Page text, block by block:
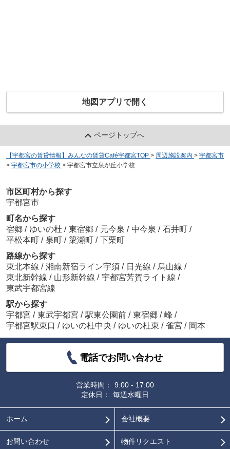
地図アプリで開く
ページトップへ
【宇都宮の賃貸情報】みんなの賃貸Café宇都宮TOP > 周辺施設案内 > 宇都宮市
> 宇都宮市の小学校 > 宇都宮市立泉が丘小学校
市区町村から探す
宇都宮市
町名から探す
宿郷 / ゆいの杜 / 東宿郷 / 元今泉 / 中今泉 / 石井町 /
平松本町 / 泉町 / 簗瀬町 / 下栗町
路線から探す
東北本線 / 湘南新宿ライン宇須 / 日光線 / 烏山線 /
東北新幹線 / 山形新幹線 / 宇都宮芳賀ライト線 /
東武宇都宮線
駅から探す
宇都宮 / 東武宇都宮 / 駅東公園前 / 東宿郷 / 峰 /
宇都宮駅東口 / ゆいの杜中央 / ゆいの杜東 / 雀宮 / 岡本
電話でお問い合わせ
営業時間：
9:00 - 17:00
定休日：
毎週水曜日
ホーム 会社概要
お問い合わせ 物件リクエスト